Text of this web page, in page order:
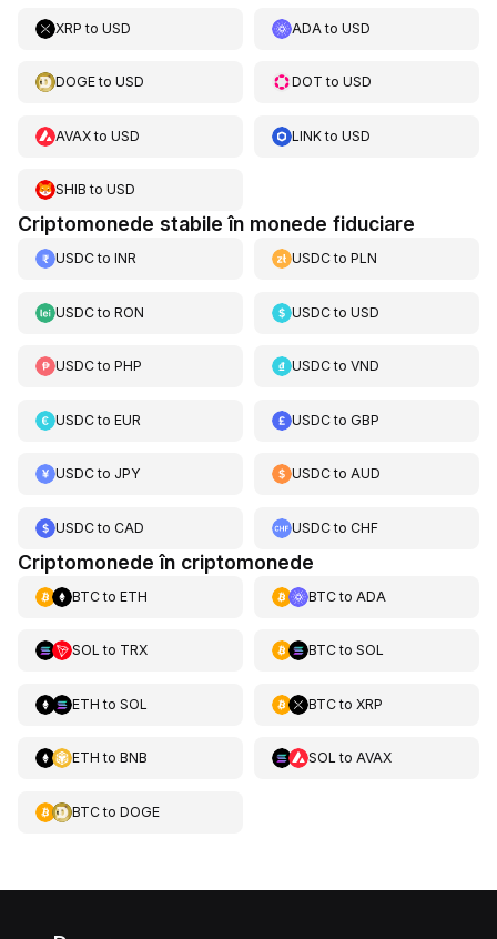
XRP to USD ADA toUSD
DOGEto USD DOT toUSD
AVAXto USD LINKtoUSD
SHIB to USD
Criptomonede stabile în monede fiduciare
USDCto INR USDCtoPLN
USDCto RON USDCtoUSD
USDCto PHP USDCtoVND
USDCto EUR USDCtoGBP
USDCto JPY USDCtoAUD
USDCto CAD USDCtoCHF
Criptomonede în criptomonede
BTCto ETH BTCto ADA
SOL to TRX BTCto SOL
ETH to SOL BTCto XRP
ETH to BNB SOL to AVAX
BTCto DOGE